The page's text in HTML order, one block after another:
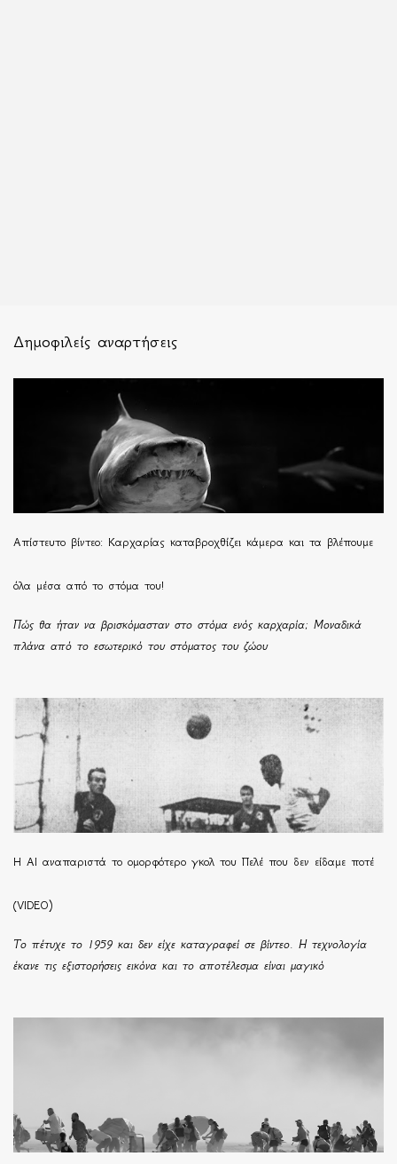
Δημοφιλείς αναρτήσεις
Απίστευτο βίντεο: Καρχαρίας καταβροχθίζει κάμερα και τα βλέπουμε
όλα μέσα από το στόμα του!
Πώς θα ήταν να βρισκόμασταν στο στόμα ενός καρχαρία; Μοναδικά
πλάνα από το εσωτερικό του στόματος του ζώου
Η ΑΙ αναπαριστά το ομορφότερο γκολ του Πελέ που δεν είδαμε ποτέ
(VIDEO)
Το πέτυχε το 1959 και δεν είχε καταγραφεί σε βίντεο. Η τεχνολογία
έκανε τις εξιστορήσεις εικόνα και το αποτέλεσμα είναι μαγικό